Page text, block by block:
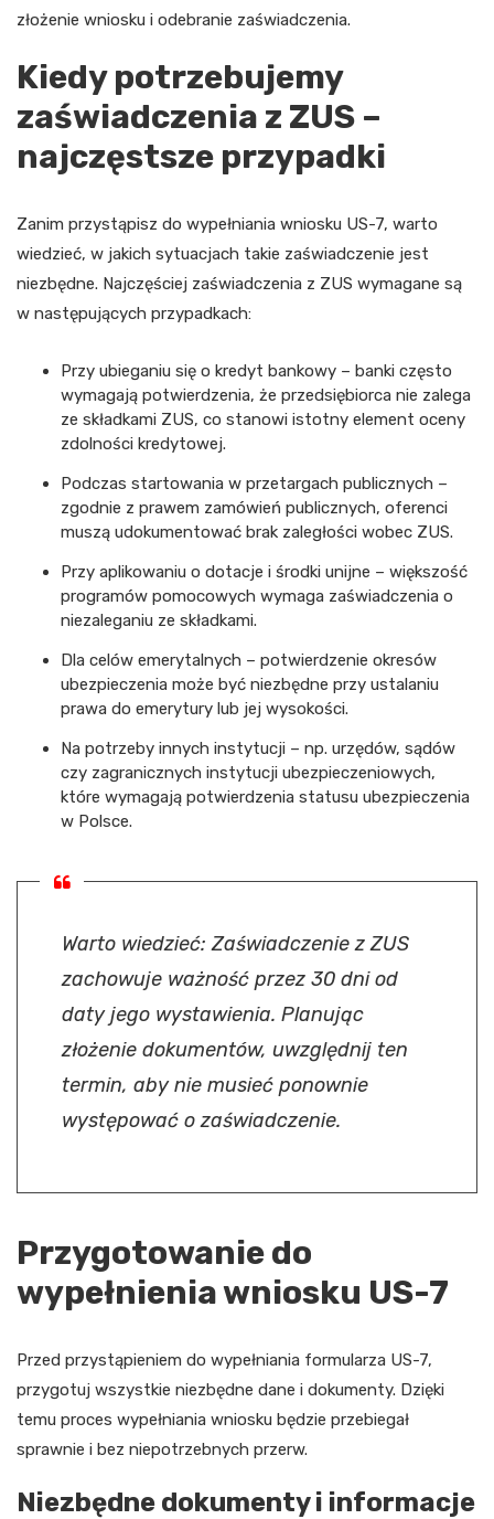
złożenie wniosku i odebranie zaświadczenia.
Kiedy potrzebujemy
zaświadczenia z ZUS –
najczęstsze przypadki
Zanim przystąpisz do wypełniania wniosku US-7, warto
wiedzieć, w jakich sytuacjach takie zaświadczenie jest
niezbędne. Najczęściej zaświadczenia z ZUS wymagane są
w następujących przypadkach:
Przy ubieganiu się o kredyt bankowy – banki często
wymagają potwierdzenia, że przedsiębiorca nie zalega
ze składkami ZUS, co stanowi istotny element oceny
zdolności kredytowej.
Podczas startowania w przetargach publicznych –
zgodnie z prawem zamówień publicznych, oferenci
muszą udokumentować brak zaległości wobec ZUS.
Przy aplikowaniu o dotacje i środki unijne – większość
programów pomocowych wymaga zaświadczenia o
niezaleganiu ze składkami.
Dla celów emerytalnych – potwierdzenie okresów
ubezpieczenia może być niezbędne przy ustalaniu
prawa do emerytury lub jej wysokości.
Na potrzeby innych instytucji – np. urzędów, sądów
czy zagranicznych instytucji ubezpieczeniowych,
które wymagają potwierdzenia statusu ubezpieczenia
w Polsce.
Warto wiedzieć: Zaświadczenie z ZUS
zachowuje ważność przez 30 dni od
daty jego wystawienia. Planując
złożenie dokumentów, uwzględnij ten
termin, aby nie musieć ponownie
występować o zaświadczenie.
Przygotowanie do
wypełnienia wniosku US-7
Przed przystąpieniem do wypełniania formularza US-7,
przygotuj wszystkie niezbędne dane i dokumenty. Dzięki
temu proces wypełniania wniosku będzie przebiegał
sprawnie i bez niepotrzebnych przerw.
Niezbędne dokumenty i informacje